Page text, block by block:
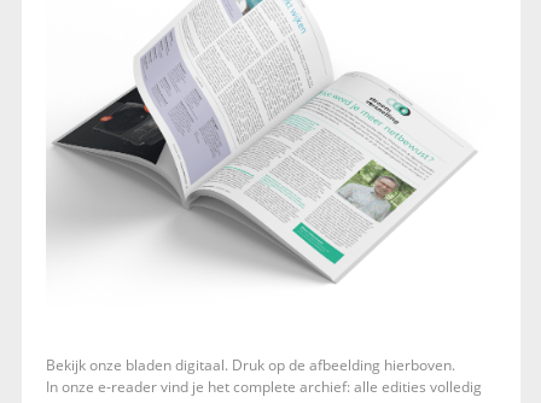
Bekijk onze bladen digitaal. Druk op de afbeelding hierboven.
In onze e-reader vind je het complete archief: alle edities volledig